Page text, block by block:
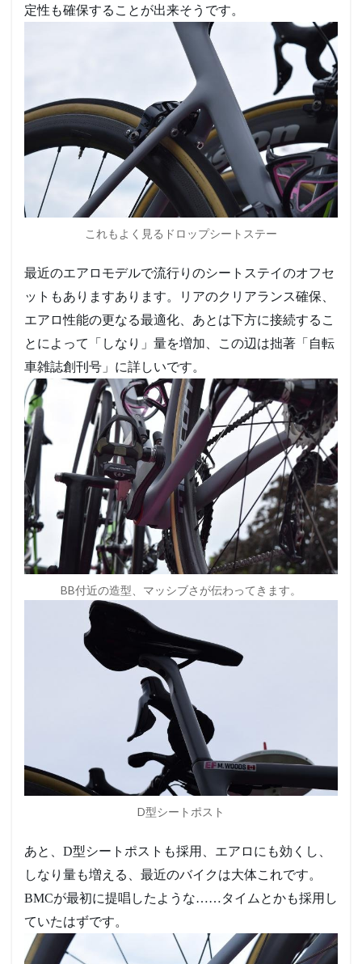
定性も確保することが出来そうです。
これもよく見るドロップシートステー
最近のエアロモデルで流行りのシートステイのオフセ
ットもありますあります。リアのクリアランス確保、
エアロ性能の更なる最適化、あとは下方に接続するこ
とによって「しなり」量を増加、この辺は拙著「自転
車雑誌創刊号」に詳しいです。
BB付近の造型、マッシブさが伝わってきます。
D型シートポスト
あと、D型シートポストも採用、エアロにも効くし、
しなり量も増える、最近のバイクは大体これです。
BMCが最初に提唱したような……タイムとかも採用し
ていたはずです。